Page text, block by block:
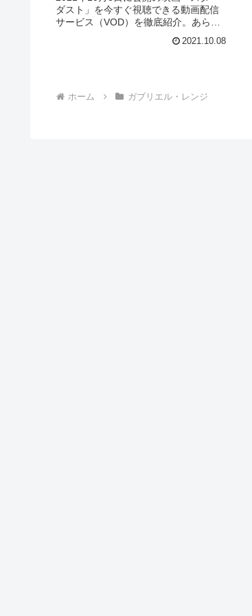
ダスト」を今すぐ視聴できる動画配信
サービス（VOD）を徹底紹介。あらす
歌の情報はもちろん、実際に見た人の
2021.10.08
ホーム ガブリエル・レンジ